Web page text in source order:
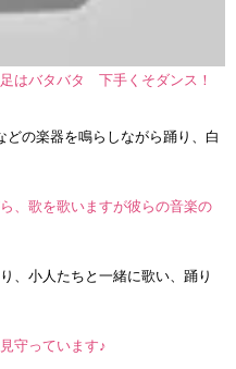
はバタバタ 下手くそダンス！
どの楽器を鳴らしながら踊り、白
、歌を歌いますが彼らの音楽の
、小人たちと一緒に歌い、踊り
守っています♪